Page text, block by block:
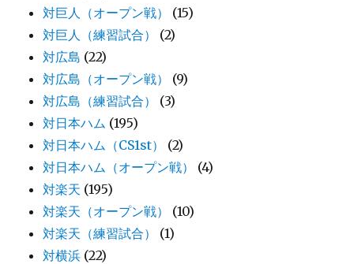
対巨人（オープン戦）
(15)
対巨人（練習試合）
(2)
対広島 (22)
対広島（オープン戦）
(9)
対広島（練習試合）
(3)
対日本ハム (195)
対日本ハム（CS1st）
(2)
対日本ハム（オープン戦）
(4)
対楽天 (195)
対楽天（オープン戦）
(10)
対楽天（練習試合）
(1)
対横浜 (22)